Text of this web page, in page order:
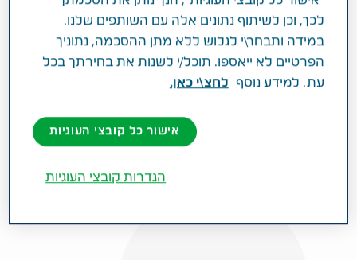
פעילות רפואית
לטיפול באי ספיקת לב. קבוצה תרפויטית: חוסמי
קולטנים אלפא ובטא של אדרנלין
לכך, וכן לשיתוף נתונים אלה עם השותפים שלנו.
במידה ותבחר\י לגלוש ללא מתן ההסכמה, נתוניך
הפרטיים לא ייאספו. תוכל/י לשנות את בחירתך בכל
עת. למידע נוסף
לחצ\י כאן.
אישור כל קובצי העוגיות
הגדרות קובצי העוגיות